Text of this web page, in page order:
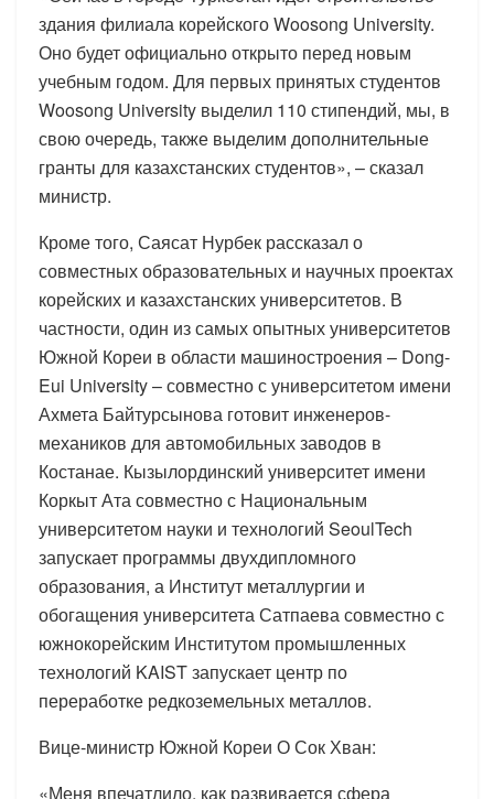
здания филиала корейского Woosong University.
Оно будет официально открыто перед новым
учебным годом. Для первых принятых студентов
Woosong University выделил 110 стипендий, мы, в
свою очередь, также выделим дополнительные
гранты для казахстанских студентов», – сказал
министр.
Кроме того, Саясат Нурбек рассказал о
совместных образовательных и научных проектах
корейских и казахстанских университетов. В
частности, один из самых опытных университетов
Южной Кореи в области машиностроения – Dong-
Eui University – совместно с университетом имени
Ахмета Байтурсынова готовит инженеров-
механиков для автомобильных заводов в
Костанае. Кызылординский университет имени
Коркыт Ата совместно с Национальным
университетом науки и технологий SeoulTech
запускает программы двухдипломного
образования, а Институт металлургии и
обогащения университета Сатпаева совместно с
южнокорейским Институтом промышленных
технологий KAIST запускает центр по
переработке редкоземельных металлов.
Вице-министр Южной Кореи О Сок Хван:
«Меня впечатлило, как развивается сфера